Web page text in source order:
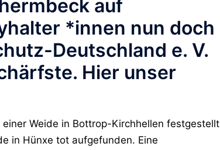
auf
*innen nun doch
Deutschland e. V.
Hier unser
Weide in Bottrop-Kirchhellen festgestellt
in Hünxe tot aufgefunden. Eine